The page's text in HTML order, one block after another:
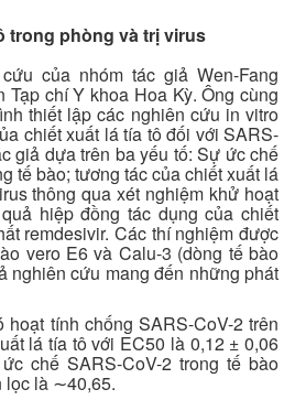
trong phòng và trị virus
của nhóm tác giả Wen-Fang
Tạp chí Y khoa Hoa Kỳ. Ông cùng
thiết lập các nghiên cứu in vitro
chiết xuất lá tía tô đối với SARS-
giả dựa trên ba yếu tố: Sự ức chế
tế bào; tương tác của chiết xuất lá
thông qua xét nghiệm khử hoạt
hiệp đồng tác dụng của chiết
remdesivir. Các thí nghiệm được
vero E6 và Calu-3 (dòng tế bào
nghiên cứu mang đến những phát
tính chống SARS-CoV-2 trên
lá tía tô với EC50 là 0,12 ± 0,06
chế SARS-CoV-2 trong tế bào
lọc là ∼40,65.